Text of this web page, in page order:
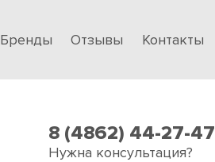
Бренды Отзывы Контакты
8 (4862) 44-27-47
Нужна консультация?